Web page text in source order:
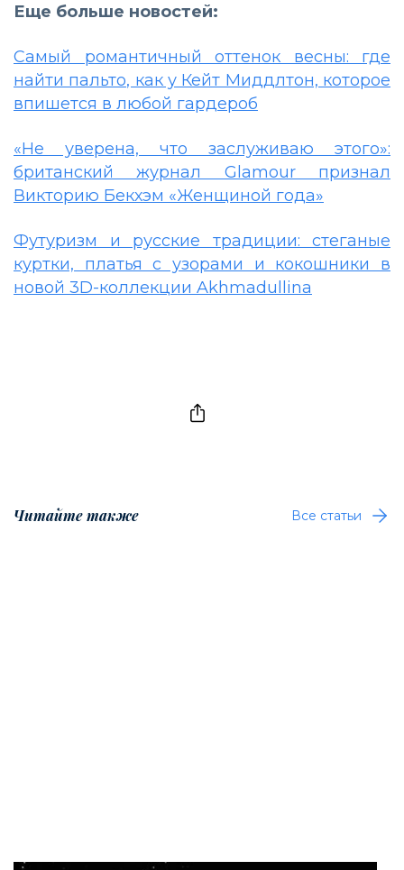
Еще больше новостей:
Самый романтичный оттенок весны: где
найти пальто, как у Кейт Миддлтон, которое
впишется в любой гардероб
«Не уверена, что заслуживаю этого»:
британский журнал Glamour признал
Викторию Бекхэм «Женщиной года»
Футуризм и русские традиции: стеганые
куртки, платья с узорами и кокошники в
новой 3D-коллекции Akhmadullina
Читайте также Все статьи